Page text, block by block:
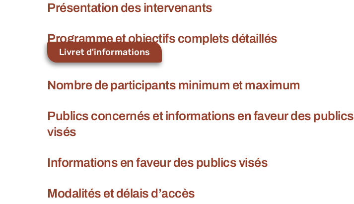
Présentation des intervenants
Programme et objectifs complets détaillés
Livret d'informations
Nombre de participants minimum et maximum
Publics concernés et informations en faveur des publics
visés
Informations en faveur des publics visés
Modalités et délais d’accès